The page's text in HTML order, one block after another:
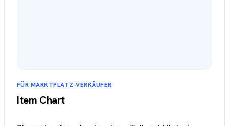
FÜR MARKTPLATZ-VERKÄUFER
Item Chart